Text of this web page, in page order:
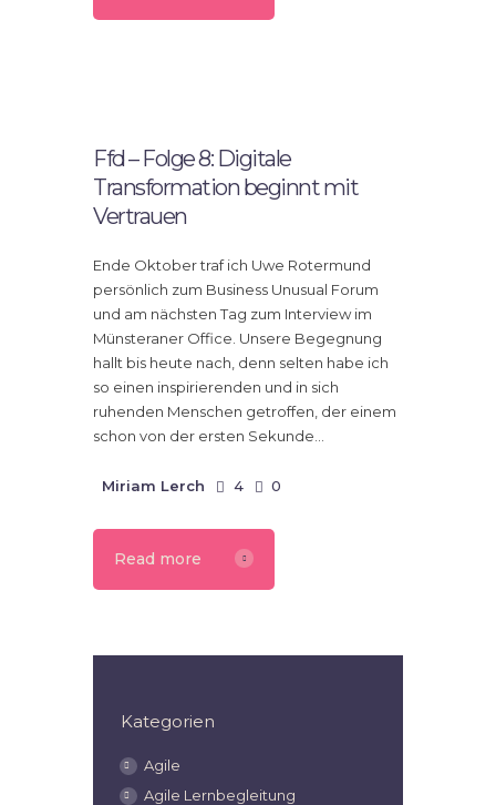
2019
Ffd – Folge 8: Digitale
Transformation beginnt mit
Vertrauen
Ende Oktober traf ich Uwe Rotermund
persönlich zum Business Unusual Forum
und am nächsten Tag zum Interview im
Münsteraner Office. Unsere Begegnung
hallt bis heute nach, denn selten habe ich
so einen inspirierenden und in sich
ruhenden Menschen getroffen, der einem
schon von der ersten Sekunde…
Miriam Lerch 4 0
Read more
Kategorien
Agile
Agile Lernbegleitung